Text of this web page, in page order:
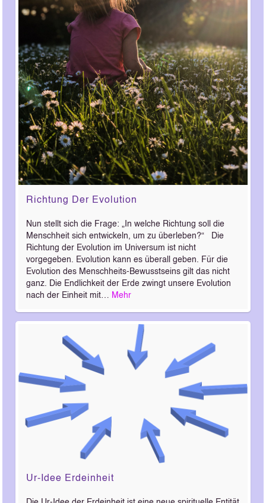
Richtung Der Evolution
Nun stellt sich die Frage: „In welche Richtung soll die
Menschheit sich entwickeln, um zu überleben?“ Die
Richtung der Evolution im Universum ist nicht
vorgegeben. Evolution kann es überall geben. Für die
Evolution des Menschheits-Bewusstseins gilt das nicht
ganz. Die Endlichkeit der Erde zwingt unsere Evolution
nach der Einheit mit… Mehr
Ur-Idee Erdeinheit